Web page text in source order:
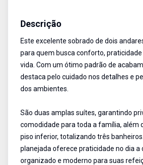
Descrição
Este excelente sobrado de dois
para quem busca conforto, praticidade
vida. Com um ótimo padrão de
destaca pelo cuidado nos detalhes e
dos ambientes.
São duas amplas suítes, garantindo
comodidade para toda a família, além
piso inferior, totalizando três
planejada oferece praticidade no dia a
organizado e moderno para suas